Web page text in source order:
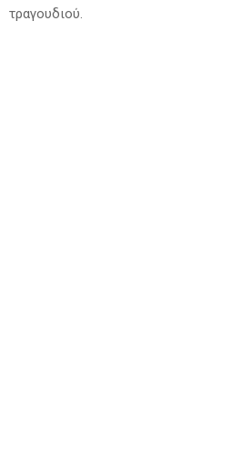
τραγουδιού.